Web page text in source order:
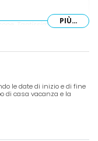
Tantissime
la villa e la piscina.
e alcune
calde. A parte
e stiamo già
PIÙ...
le date di inizio e di fine
di casa vacanza e la